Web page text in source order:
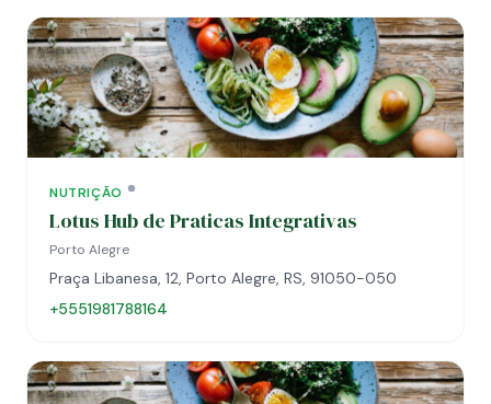
NUTRIÇÃO
Lotus Hub de Praticas Integrativas
Porto Alegre
Praça Libanesa, 12, Porto Alegre, RS, 91050-050
+5551981788164